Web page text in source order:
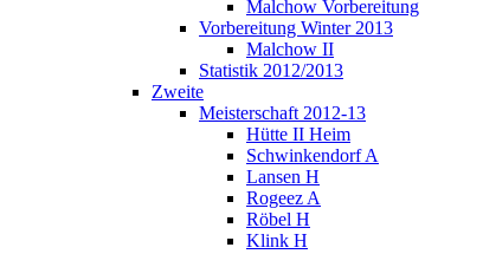
Malchow Vorbereitung
Vorbereitung Winter 2013
Malchow II
Statistik 2012/2013
Zweite
Meisterschaft 2012-13
Hütte II Heim
Schwinkendorf A
Lansen H
Rogeez A
Röbel H
Klink H